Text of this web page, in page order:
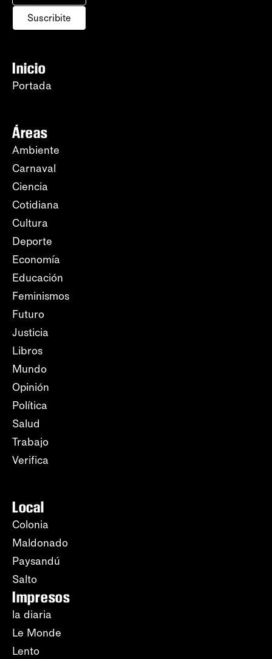
Suscribite
Inicio
Portada
Áreas
Ambiente
Carnaval
Ciencia
Cotidiana
Cultura
Deporte
Economía
Educación
Feminismos
Futuro
Justicia
Libros
Mundo
Opinión
Política
Salud
Trabajo
Verifica
Local
Colonia
Maldonado
Paysandú
Salto
Impresos
la diaria
Le Monde
Lento